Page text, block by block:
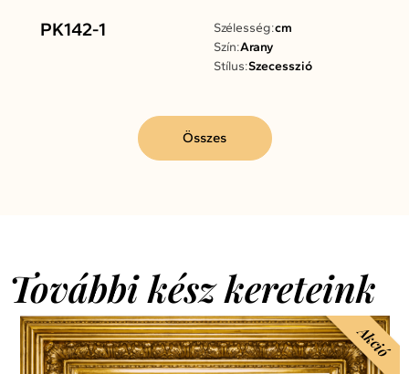
PK142-1 Szélesség:cm
Szín:Arany
Stílus:Szecesszió
Összes
További kész kereteink
Akció